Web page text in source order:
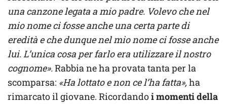
una canzone legata a mio padre. Volevo che nel
mio nome ci fosse anche una certa parte di
eredità e che dunque nel mio nome ci fosse anche
lui. L’unica cosa per farlo era utilizzare il nostro
cognome».Rabbia ne ha provata tanta per la
scomparsa: «Ha lottato e non ce l’ha fatta»,ha
rimarcato il giovane. Ricordandoi momenti della